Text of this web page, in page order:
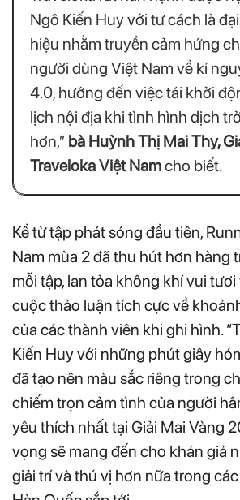
Ngô Kiến Huy với tư cách là
hiệu nhằm truyền cảm hứng
người dùng Việt Nam về kỉ
4.0, hướng đến việc tái khởi
lịch nội địa khi tình hình dịch
hơn,” bà Huỳnh Thị Mai Thy,
Traveloka Việt Namcho biết.
Kể từ tập phát sóng đầu tiên,
Nam mùa 2 đã thu hút hơn hàng
mỗi tập, lan tỏa không khí vui
cuộc thảo luận tích cực về
của các thành viên khi ghi hình.
Kiến Huy với những phút giây
đã tạo nên màu sắc riêng trong
chiếm trọn cảm tình của người
yêu thích nhất tại Giải Mai Vàng
vọng sẽ mang đến cho khán giả
giải trí và thú vị hơn nữa trong